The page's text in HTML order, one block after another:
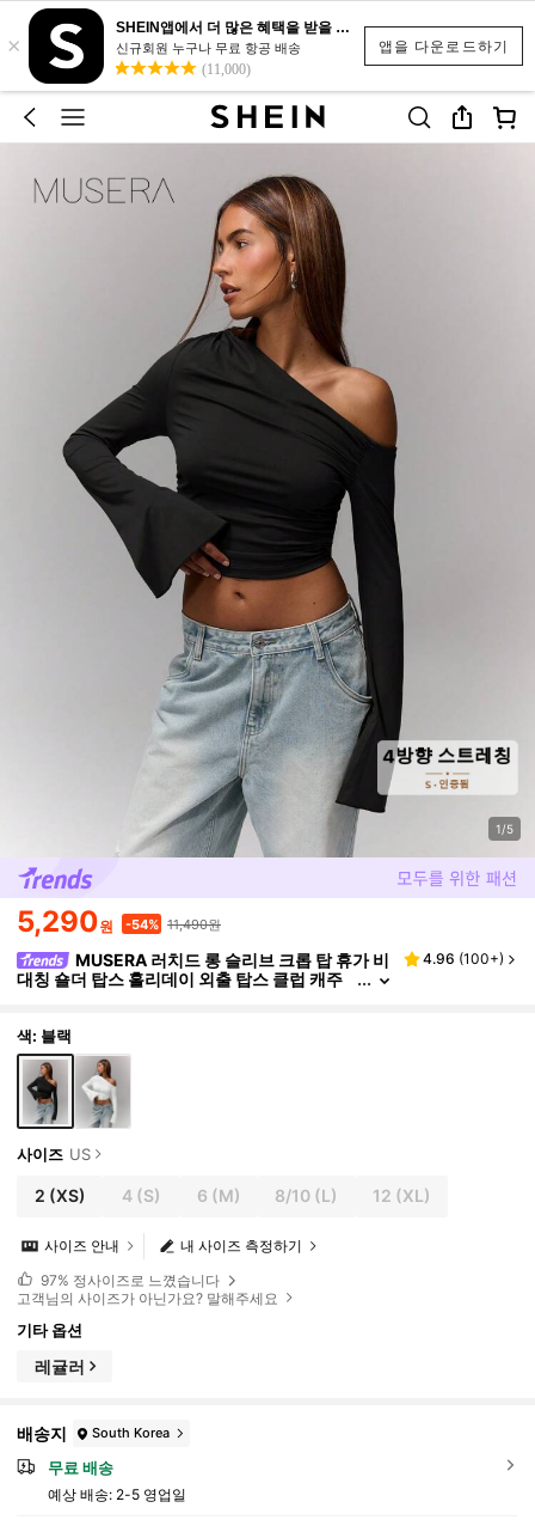
앱을 다운로드하기
×
SHEIN앱에서 더 많은 혜택을 받을 수 있어요.
신규회원 누구나 무료 항공 배송
(11,000)
1/5
5,290원 -54% 11,490원
MUSERA 러치드 롱 슬리브 크롭 탑 휴가 비
대칭 숄더 탑스 홀리데이 외출 탑스 클럽 캐주
4.96 (100+)
색: 블랙
사이즈 US
2 (XS) 4(S) 6 (M) 8/10 (L) 12 (XL)
내 사이즈 측정하기
사이즈 안내
97% 정사이즈로 느꼈습니다
고객님의 사이즈가 아닌가요? 말해주세요
기타 옵션
레귤러
배송지 South Korea
무료 배송
예상 배송: 2-5 영업일